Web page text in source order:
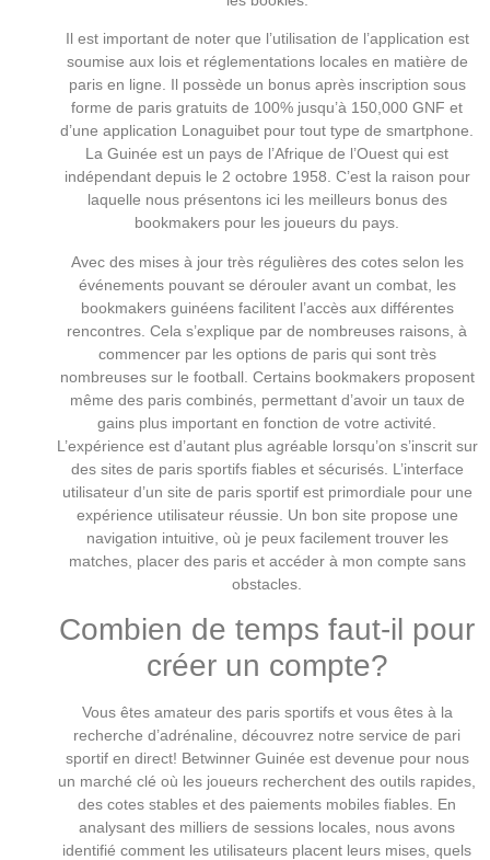
Il est important de noter que l’utilisation de l’application est
soumise aux lois et réglementations locales en matière de
paris en ligne. Il possède un bonus après inscription sous
forme de paris gratuits de 100% jusqu’à 150,000 GNF et
d’une application Lonaguibet pour tout type de smartphone.
La Guinée est un pays de l’Afrique de l’Ouest qui est
indépendant depuis le 2 octobre 1958. C’est la raison pour
laquelle nous présentons ici les meilleurs bonus des
bookmakers pour les joueurs du pays.
Avec des mises à jour très régulières des cotes selon les
événements pouvant se dérouler avant un combat, les
bookmakers guinéens facilitent l’accès aux différentes
rencontres. Cela s’explique par de nombreuses raisons, à
commencer par les options de paris qui sont très
nombreuses sur le football. Certains bookmakers proposent
même des paris combinés, permettant d’avoir un taux de
gains plus important en fonction de votre activité.
L’expérience est d’autant plus agréable lorsqu’on s’inscrit sur
des sites de paris sportifs fiables et sécurisés. L’interface
utilisateur d’un site de paris sportif est primordiale pour une
expérience utilisateur réussie. Un bon site propose une
navigation intuitive, où je peux facilement trouver les
matches, placer des paris et accéder à mon compte sans
obstacles.
Combien de temps faut-il pour
créer un compte?
Vous êtes amateur des paris sportifs et vous êtes à la
recherche d’adrénaline, découvrez notre service de pari
sportif en direct! Betwinner Guinée est devenue pour nous
un marché clé où les joueurs recherchent des outils rapides,
des cotes stables et des paiements mobiles fiables. En
analysant des milliers de sessions locales, nous avons
identifié comment les utilisateurs placent leurs mises, quels